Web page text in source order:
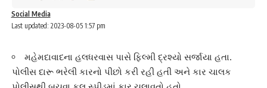
Last updated: 2023-08-05 1:57 pm
Social Media
મહેમદાવાદના હલધરવાસ પાસે ફિલ્મી દ્રશ્યો સર્જાયા હતા.
પોલીસ દારૂ ભરેલી કારનો પીછો કરી રહી હતી અને કાર ચાલક